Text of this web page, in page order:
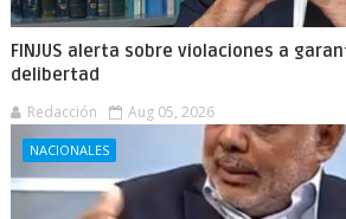
FINJUS alerta sobre violaciones a
delibertad
Redacción Aug 05, 2026
NACIONALES